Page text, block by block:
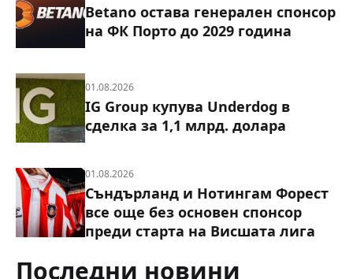
Betano остава генерален спонсор
на ФК Порто до 2029 година
01.08.2026
IG Group купува Underdog в
сделка за 1,1 млрд. долара
01.08.2026
Съндърланд и Нотингам Форест
все още без основен спонсор
преди старта на Висшата лига
Последни новини